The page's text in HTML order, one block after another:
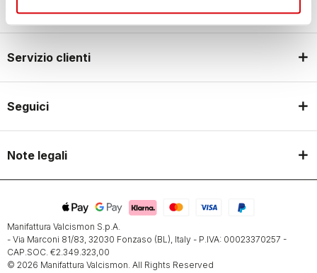
Castelli World
Servizio clienti
Seguici
Note legali
Manifattura Valcismon S.p.A.
- Via Marconi 81/83, 32030 Fonzaso (BL), Italy - P.IVA: 00023370257 -
CAP.SOC. €2.349.323,00
© 2026 Manifattura Valcismon. All Rights Reserved